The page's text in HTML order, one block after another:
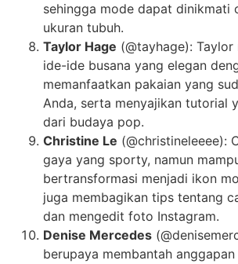
sehingga mode dapat dinikmati
ukuran tubuh.
Taylor Hage (@tayhage):
ide-ide busana yang elegan
memanfaatkan pakaian yang
Anda, serta menyajikan tutorial
dari budaya pop.
Christine Le (@christineleeee):
gaya yang sporty, namun
bertransformasi menjadi ikon
juga membagikan tips tentang
dan mengedit foto Instagram.
Denise Mercedes
berupaya membantah